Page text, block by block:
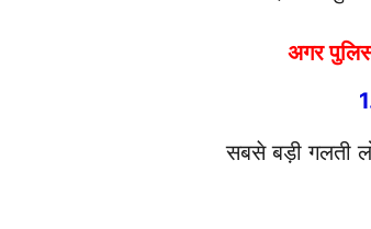
अगर
सबसे बड़ी गलती